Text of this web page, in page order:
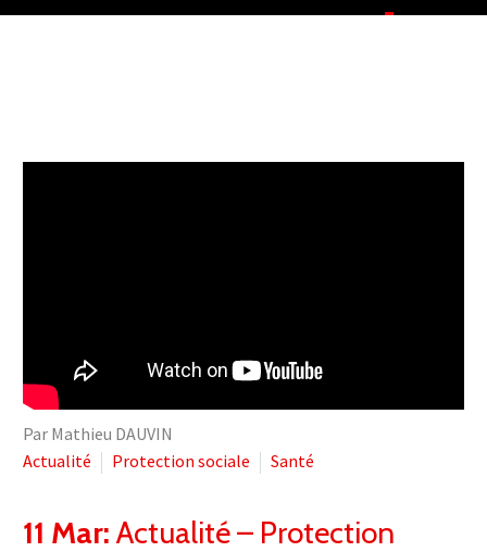
Par Mathieu DAUVIN
Actualité
Protection sociale Santé
11 Mar: Actualité – Protection